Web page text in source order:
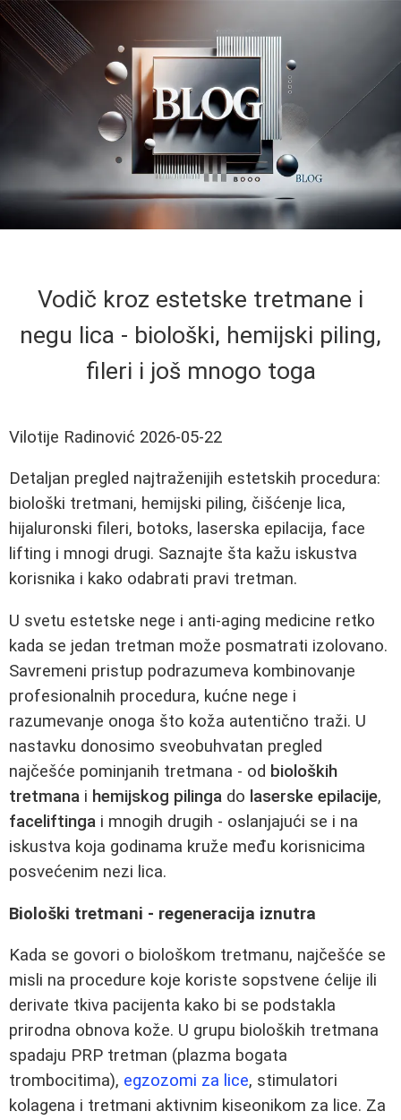
Vodič kroz estetske tretmane i
negu lica - biološki, hemijski piling,
fileri i još mnogo toga
Vilotije Radinović 2026-05-22
Detaljan pregled najtraženijih estetskih procedura:
biološki tretmani, hemijski piling, čišćenje lica,
hijaluronski fileri, botoks, laserska epilacija, face
lifting i mnogi drugi. Saznajte šta kažu iskustva
korisnika i kako odabrati pravi tretman.
U svetu estetske nege i anti‑aging medicine retko
kada se jedan tretman može posmatrati izolovano.
Savremeni pristup podrazumeva kombinovanje
profesionalnih procedura, kućne nege i
razumevanje onoga što koža autentično traži. U
nastavku donosimo sveobuhvatan pregled
najčešće pominjanih tretmana - od bioloških
tretmana i hemijskog pilinga do laserske epilacije,
faceliftinga i mnogih drugih - oslanjajući se i na
iskustva koja godinama kruže među korisnicima
posvećenim nezi lica.
Biološki tretmani - regeneracija iznutra
Kada se govori o biološkom tretmanu, najčešće se
misli na procedure koje koriste sopstvene ćelije ili
derivate tkiva pacijenta kako bi se podstakla
prirodna obnova kože. U grupu bioloških tretmana
spadaju PRP tretman (plazma bogata
trombocitima), egzozomi za lice, stimulatori
kolagena i tretmani aktivnim kiseonikom za lice. Za